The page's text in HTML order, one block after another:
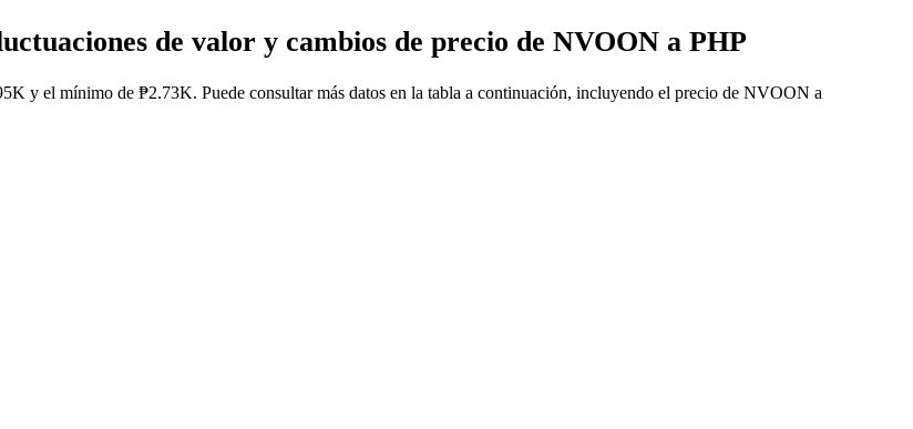
de valor y cambios de precio de NVOON a PHP
y el mínimo de ₱2.73K. Puede consultar más datos en la tabla a continuación, incluyendo el precio de NVOON a